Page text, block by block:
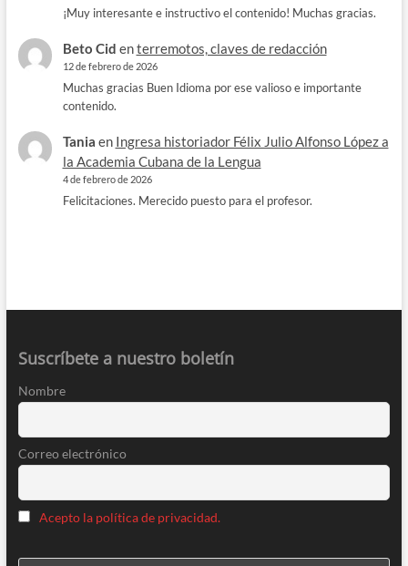
¡Muy interesante e instructivo el contenido! Muchas gracias.
Beto Cid enterremotos, claves de redacción
12 de febrero de 2026
Muchas gracias Buen Idioma por ese valioso e importante
contenido.
Tania en Ingresa historiador Félix Julio Alfonso López a
la Academia Cubana de la Lengua
4 de febrero de 2026
Felicitaciones. Merecido puesto para el profesor.
Suscríbete a nuestro boletín
Nombre
Correo electrónico
Acepto la política de privacidad.